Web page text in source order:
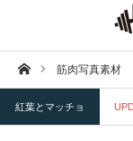
ホーム筋肉写真素材
紅葉とマッチョ